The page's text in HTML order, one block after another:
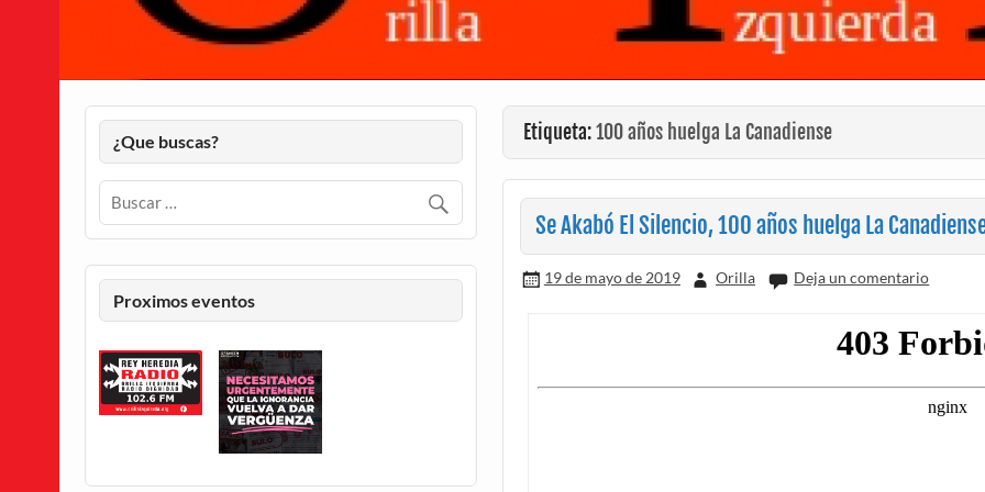
Etiqueta:100 años huelga La Canadiense
Se Akabó El Silencio, 100 años huelga La
19 de mayo de 2019 Orilla Deja un comentario
¿Que buscas?
Proximos eventos